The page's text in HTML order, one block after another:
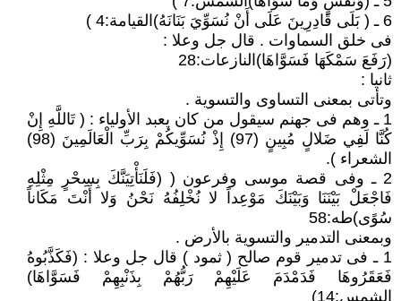
6 ـ ( بَلَى قَادِرِينَ عَلَى أَنْ نُسَوِّيَ بَنَانَهُ)القيامة:4 )
فى خلق السماوات . قال جل وعلا :
(رَفَعَ سَمْكَهَا فَسَوَّاهَا)النازعات:28
ثانيا :
وتأتى بمعنى التساوى والتسوية .
1 ـ وهم فى جهنم سيقول من كان يعبد الأولياء : ( تَاللَّهِ إِنْ
كُنَّا لَفِي ضَلالٍ مُبِينٍ (97) إِذْ نُسَوِّيكُمْ بِرَبِّ الْعَالَمِينَ (98)
الشعراء ).
2 ـ وفى قصة موسى وفرعون ( (فَلَنَأْتِيَنَّكَ بِسِحْرٍ مِثْلِهِ
فَاجْعَلْ بَيْنَنَا وَبَيْنَكَ مَوْعِداً لا نُخْلِفُهُ نَحْنُ وَلا أَنْتَ مَكَاناً
سُوًى)طه:58
وبمعنى التدمير والتسوية بالأرض .
1 ـ فى تدمير قوم صالح ( ثمود ) قال جل وعلا : (فَكَذَّبُوهُ
فَعَقَرُوهَا فَدَمْدَمَ عَلَيْهِمْ رَبُّهُمْ بِذَنْبِهِمْ فَسَوَّاهَا)
الشمس:14)